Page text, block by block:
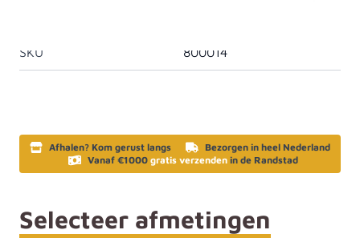
SKU 800014
Afhalen? Kom gerust langs
Bezorgen in heel Nederland
Vanaf €1000 gratis verzenden in de Randstad
Selecteer afmetingen